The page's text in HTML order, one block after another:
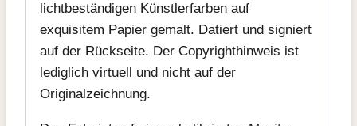
lichtbeständigen Künstlerfarben auf
exquisitem Papier gemalt. Datiert und signiert
auf der Rückseite. Der Copyrighthinweis ist
lediglich virtuell und nicht auf der
Originalzeichnung.